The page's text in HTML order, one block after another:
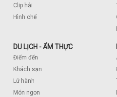
Clip hài
Hình chế
DU LỊCH - ẨM THỰC
Điểm đến
Khách sạn
Lữ hành
Món ngon